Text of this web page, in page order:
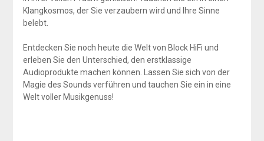
Klangkosmos, der Sie verzaubern wird und Ihre Sinne
belebt.
Entdecken Sie noch heute die Welt von Block HiFi und
erleben Sie den Unterschied, den erstklassige
Audioprodukte machen können. Lassen Sie sich von der
Magie des Sounds verführen und tauchen Sie ein in eine
Welt voller Musikgenuss!